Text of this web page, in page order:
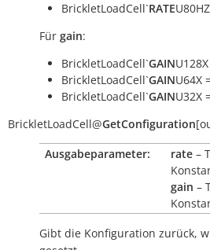
BrickletLoadCell`RATE
Für gain:
BrickletLoadCell`GAIN
BrickletLoadCell`GAINU64X
BrickletLoadCell`GAINU32X
BrickletLoadCell@GetConfiguration[
Ausgabeparameter:
rate –
gain –
Gibt die Konfiguration zurück,